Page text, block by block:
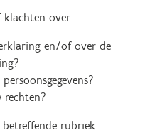
klachten over:
en/of over de
rubriek